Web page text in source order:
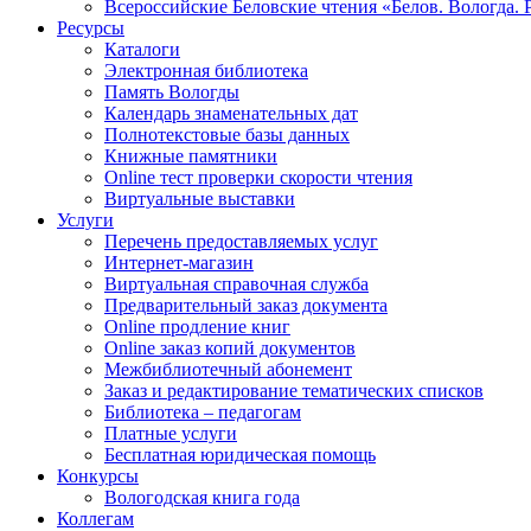
Всероссийские Беловские чтения «Белов. Вологда.
Ресурсы
Каталоги
Электронная библиотека
Память Вологды
Календарь знаменательных дат
Полнотекстовые базы данных
Книжные памятники
Online тест проверки скорости чтения
Виртуальные выставки
Услуги
Перечень предоставляемых услуг
Интернет-магазин
Виртуальная справочная служба
Предварительный заказ документа
Online продление книг
Online заказ копий документов
Межбиблиотечный абонемент
Заказ и редактирование тематических списков
Библиотека – педагогам
Платные услуги
Бесплатная юридическая помощь
Конкурсы
Вологодская книга года
Коллегам